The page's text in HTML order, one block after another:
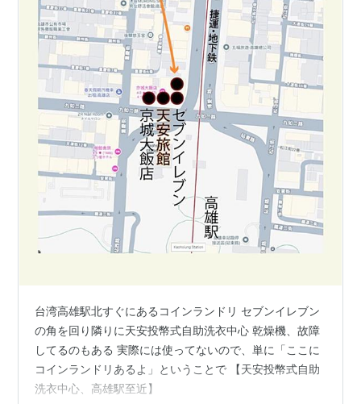
台湾高雄駅北すぐにあるコインランドリ セブンイレブン
の角を回り隣りに天安投幣式自助洗衣中心 乾燥機、故障
してるのもある 実際には使ってないので、単に「ここに
コインランドリあるよ」ということで 【天安投幣式自助
洗衣中心、高雄駅至近】